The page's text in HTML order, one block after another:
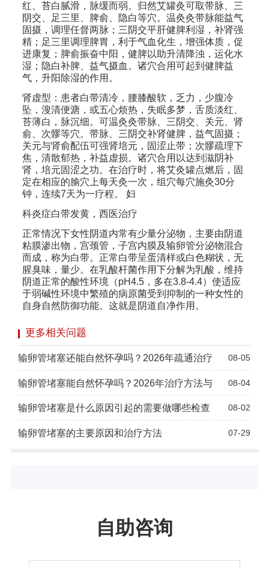
红、苔白腻滑，脉缓而弱。归然艾罐灸可取带脉、三
阴交、足三里、脾俞、隐白等穴。温灸灸带脉能益气
固摄，调理任督两脉；三阴交平肝健脾利湿，补肾强
精；足三里调理脾胃，利于气血化生，增强体质，促
进康复；脾俞振奋中阳，健脾以助升清降浊，运化水
湿；隐白补脾、益气摄血。诸穴合用可起到健脾益
气，升阳除湿的作用。
肾虚型：患者白带清冷，腰膝酸软，乏力，少腹冷
坠，溲清便溏，或五心烦热，失眠多梦，舌质淡红、
苔薄白，脉沉细。可温灸灸带脉、三阴交、关元、肾
俞、次髎等穴。带脉、三阴交补肾健脾，益气固摄；
关元与肾俞配伍可强肾培元，固涩止带；次髎疏理下
焦，清散郁热，补益虚损。诸穴合用以达到滋阴补
肾，培元固涩之功。在治疗时，将艾灸罐点燃后，固
定在相应的腧穴上每天灸一次，组穴每穴施灸30分
钟，连续7天为一疗程。 妇
科炎症白带发黄，西医治疗
正常情况下女性阴道内常有少量分泌物，主要由阴道
粘膜渗出物，宫颈管，子宫内膜及输卵管分泌物混合
而成，称为白带。正常白带呈蛋清样或白色糊状，无
腥臭味，量少。在乳酸杆菌作用下分解为乳酸，维持
阴道正常的酸性环境（pH4.5，多在3.8-4.4）使适应
于弱碱性环境中繁殖的病原菌受到抑制的一种女性的
自身自然防御功能。这就是阴道自净作用。
更多相关问题
输卵管堵塞还能自然怀孕吗？2026年疏通治疗 08-05
输卵管堵塞能自然怀孕吗？2026年治疗方法与 08-04
输卵管堵塞是什么原因引起的需要做哪些检查 08-02
输卵管堵塞的主要原因和治疗方法 07-29
自助咨询